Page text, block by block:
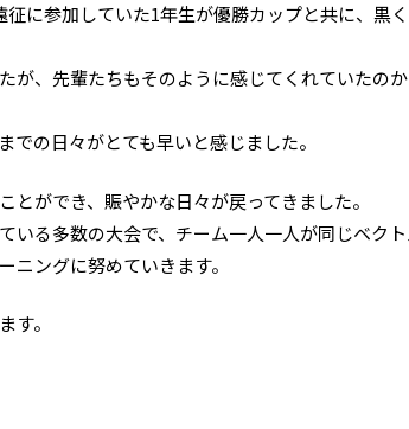
征に参加していた1年生が優勝カップと共に、黒
が、先輩たちもそのように感じてくれていたの
での日々がとても早いと感じました。
とができ、賑やかな日々が戻ってきました。
いる多数の大会で、チーム一人一人が同じベク
ニングに努めていきます。
す。